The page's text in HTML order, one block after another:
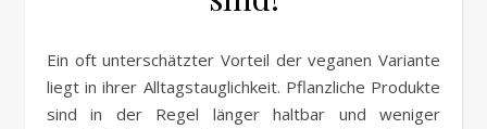
Ein oft unterschätzter Vorteil der veganen Variante
liegt in ihrer Alltagstauglichkeit. Pflanzliche Produkte
sind in der Regel länger haltbar und weniger